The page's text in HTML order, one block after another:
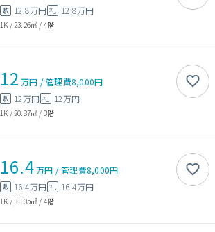
敷 12.8万円 礼 12.8万円
1K / 23.26㎡ / 4階
12 万円 /管理費8,000円
敷 12万円 礼 12万円
1K / 20.87㎡ / 3階
16.4万円 /管理費8,000円
敷 16.4万円 礼 16.4万円
1K /31.05㎡ / 4階